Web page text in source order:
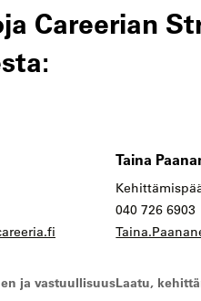
Careerian
ja vastuullisuus
Taina
040 726 6903
Laatu,